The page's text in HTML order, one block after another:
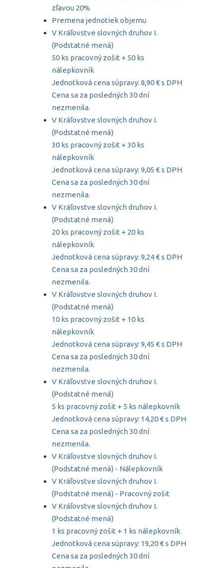
zľavou 20%
Premena jednotiek objemu
V Kráľovstve slovných druhov I.
(Podstatné mená)
50 ks pracovný zošit + 50 ks
nálepkovník
Jednotková cena súpravy: 8,90 € s DPH
Cena sa za posledných 30 dní
nezmenila.
V Kráľovstve slovných druhov I.
(Podstatné mená)
30 ks pracovný zošit + 30 ks
nálepkovník
Jednotková cena súpravy: 9,05 € s DPH
Cena sa za posledných 30 dní
nezmenila.
V Kráľovstve slovných druhov I.
(Podstatné mená)
20 ks pracovný zošit + 20 ks
nálepkovník
Jednotková cena súpravy: 9,24 € s DPH
Cena sa za posledných 30 dní
nezmenila.
V Kráľovstve slovných druhov I.
(Podstatné mená)
10 ks pracovný zošit + 10 ks
nálepkovník
Jednotková cena súpravy: 9,45 € s DPH
Cena sa za posledných 30 dní
nezmenila.
V Kráľovstve slovných druhov I.
(Podstatné mená)
5 ks pracovný zošit + 5 ks nálepkovník
Jednotková cena súpravy: 14,20 € s DPH
Cena sa za posledných 30 dní
nezmenila.
V Kráľovstve slovných druhov I.
(Podstatné mená) - Nálepkovník
V Kráľovstve slovných druhov I.
(Podstatné mená) - Pracovný zošit
V Kráľovstve slovných druhov I.
(Podstatné mená)
1 ks pracovný zošit + 1 ks nálepkovník
Jednotková cena súpravy: 19,20 € s DPH
Cena sa za posledných 30 dní